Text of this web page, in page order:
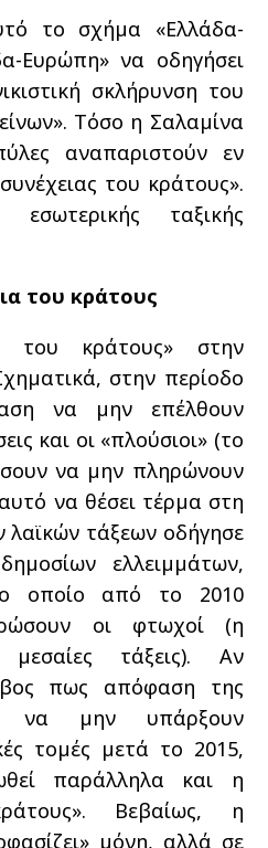
το σχήμα «Ελλάδα-
Ευρώπη» να οδηγήσει
σκλήρυνση του
Τόσο η Σαλαμίνα
αναπαριστούν εν
του κράτους».
ταξικής
του κράτους
του κράτους» στην
στην περίοδο
να μην επέλθουν
και οι «πλούσιοι» (το
να μην πληρώνουν
να θέσει τέρμα στη
λαϊκών τάξεων οδήγησε
ελλειμμάτων,
οποίο από το 2010
οι φτωχοί (η
τάξεις). Αν
πως απόφαση της
να μην υπάρξουν
τομές μετά το 2015,
παράλληλα και η
Βεβαίως, η
μόνη, αλλά σε